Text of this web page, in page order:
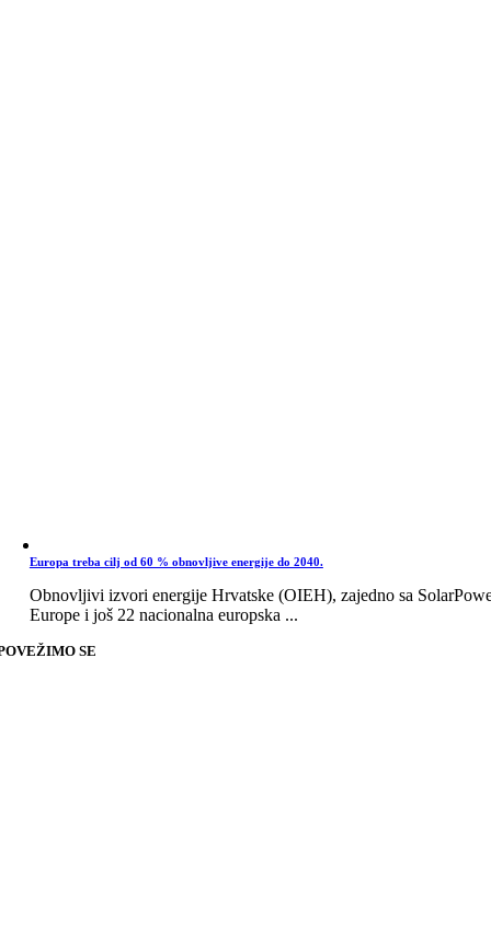
Europa treba cilj od 60 % obnovljive energije do 2040.
Obnovljivi izvori energije Hrvatske (OIEH), zajedno sa
Europe i još 22 nacionalna europska ...
SE